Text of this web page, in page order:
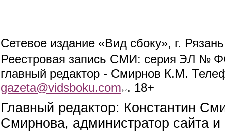
Сетевое издание «Вид сбоку», г.
Реестровая запись СМИ: серия ЭЛ №
главный редактор - Смирнов К.М.
gazeta@vidsboku.com (link sends e-mail)
. 18+
Главный редактор: Константин
Смирнова, администратор сайта